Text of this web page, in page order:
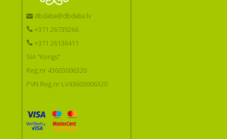
dbdaba@dbdaba.lv
+371 26739266
+371 26136411
SIA "Kongs"
Reģ.nr 43603006320
PVN Reģ.nr LV43603006320